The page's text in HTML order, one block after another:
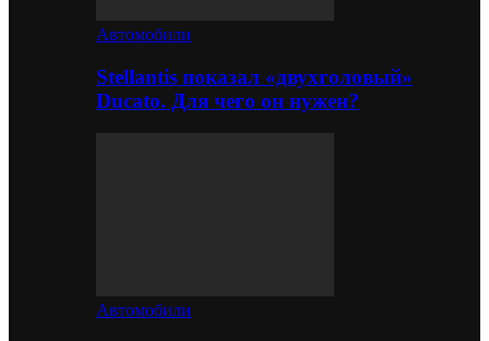
Автомобили
Stellantis показал «двухголовый»
Ducato. Для чего он нужен?
Автомобили